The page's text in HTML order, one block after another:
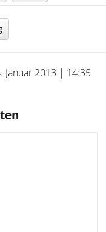
Januar 2013 | 14:35